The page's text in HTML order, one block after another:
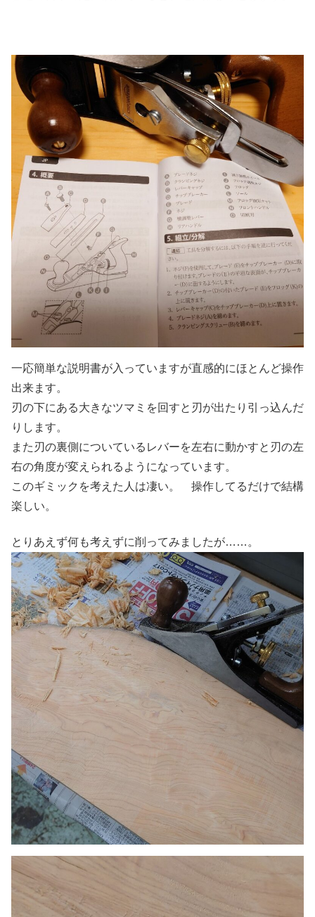
一応簡単な説明書が入っていますが直感的にほとんど操作
出来ます。
刃の下にある大きなツマミを回すと刃が出たり引っ込んだ
りします。
また刃の裏側についているレバーを左右に動かすと刃の左
右の角度が変えられるようになっています。
このギミックを考えた人は凄い。 操作してるだけで結構
楽しい。
とりあえず何も考えずに削ってみましたが……。